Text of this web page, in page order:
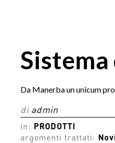
Da Manerba un unicum
di admin
in:
PRODOTTI
argomenti trattati: